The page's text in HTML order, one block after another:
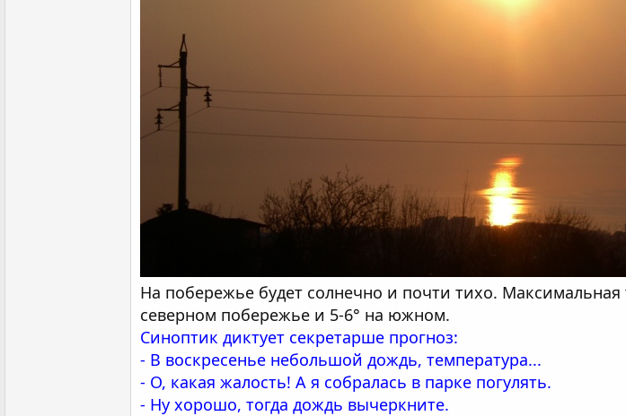
На побережье будет солнечно и почти тихо. Максимальная
северном побережье и 5-6° на южном.
Синоптик диктует секретарше прогноз:
- В воскресенье небольшой дождь, температура...
- О, какая жалость! А я собралась в парке погулять.
- Ну хорошо, тогда дождь вычеркните.